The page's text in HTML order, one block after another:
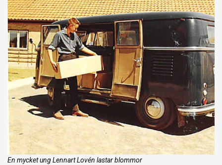
En mycket ung Lennart Lovén lastar blommor